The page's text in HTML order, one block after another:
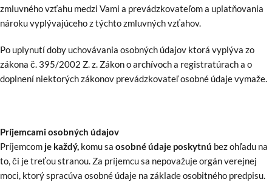
zmluvného vzťahu medzi Vami a prevádzkovateľom a uplatňovania
nároku vyplývajúceho z týchto zmluvných vzťahov.
Po uplynutí doby uchovávania osobných údajov ktorá vyplýva zo
zákona č. 395/2002 Z. z. Zákon o archívoch a registratúrach a o
doplnení niektorých zákonov prevádzkovateľ osobné údaje vymaže.
Príjemcami osobných údajov
Príjemcom je každý, komu sa osobné údaje poskytnú bez ohľadu na
to, či je treťou stranou. Za príjemcu sa nepovažuje orgán verejnej
moci, ktorý spracúva osobné údaje na základe osobitného predpisu.